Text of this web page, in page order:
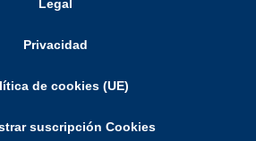
Legal
Privacidad
de cookies (UE)
suscripción Cookies